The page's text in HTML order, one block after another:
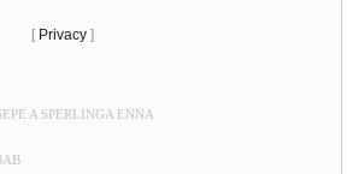
[ Privacy ]
A SPERLINGA ENNA